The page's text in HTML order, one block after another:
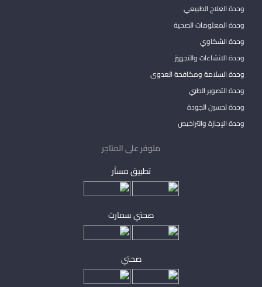
وحدة العلاج الطبيعي
وحدة المعلومات الصحية
وحدة الشكاوي
وحدة الانشاءات والتجهيز
وحدة السلامة ومكافحة العدوى
وحدة التصوير الطبي
وحدة تحسين الجودة
وحدة الإجازة والتراخيص
متوفر على المتاجر
تطبيق مساْر
صحتي سمارت
صحتي